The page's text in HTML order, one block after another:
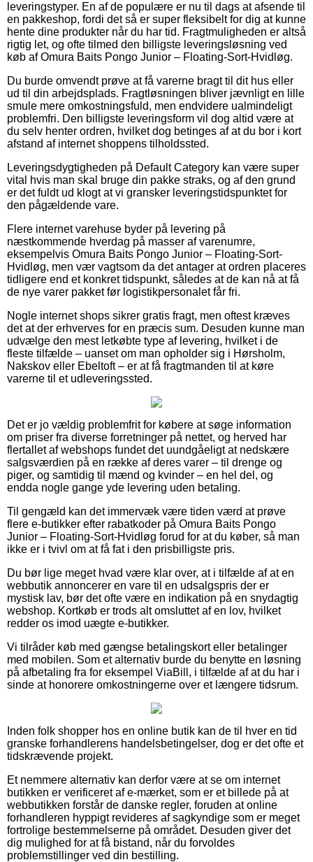
leveringstyper. En af de populære er nu til dags at afsende til
en pakkeshop, fordi det så er super fleksibelt for dig at kunne
hente dine produkter når du har tid. Fragtmuligheden er altså
rigtig let, og ofte tilmed den billigste leveringsløsning ved
køb af Omura Baits Pongo Junior – Floating-Sort-Hvidløg.
Du burde omvendt prøve at få varerne bragt til dit hus eller
ud til din arbejdsplads. Fragtløsningen bliver jævnligt en lille
smule mere omkostningsfuld, men endvidere ualmindeligt
problemfri. Den billigste leveringsform vil dog altid være at
du selv henter ordren, hvilket dog betinges af at du bor i kort
afstand af internet shoppens tilholdssted.
Leveringsdygtigheden på Default Category kan være super
vital hvis man skal bruge din pakke straks, og af den grund
er det fuldt ud klogt at vi gransker leveringstidspunktet for
den pågældende vare.
Flere internet varehuse byder på levering på
næstkommende hverdag på masser af varenumre,
eksempelvis Omura Baits Pongo Junior – Floating-Sort-
Hvidløg, men vær vagtsom da det antager at ordren placeres
tidligere end et konkret tidspunkt, således at de kan nå at få
de nye varer pakket før logistikpersonalet får fri.
Nogle internet shops sikrer gratis fragt, men oftest kræves
det at der erhverves for en præcis sum. Desuden kunne man
udvælge den mest letkøbte type af levering, hvilket i de
fleste tilfælde – uanset om man opholder sig i Hørsholm,
Nakskov eller Ebeltoft – er at få fragtmanden til at køre
varerne til et udleveringssted.
Det er jo vældig problemfrit for købere at søge information
om priser fra diverse forretninger på nettet, og herved har
flertallet af webshops fundet det uundgåeligt at nedskære
salgsværdien på en række af deres varer – til drenge og
piger, og samtidig til mænd og kvinder – en hel del, og
endda nogle gange yde levering uden betaling.
Til gengæld kan det immervæk være tiden værd at prøve
flere e-butikker efter rabatkoder på Omura Baits Pongo
Junior – Floating-Sort-Hvidløg forud for at du køber, så man
ikke er i tvivl om at få fat i den prisbilligste pris.
Du bør lige meget hvad være klar over, at i tilfælde af at en
webbutik annoncerer en vare til en udsalgspris der er
mystisk lav, bør det ofte være en indikation på en snydagtig
webshop. Kortkøb er trods alt omsluttet af en lov, hvilket
redder os imod uægte e-butikker.
Vi tilråder køb med gængse betalingskort eller betalinger
med mobilen. Som et alternativ burde du benytte en løsning
på afbetaling fra for eksempel ViaBill, i tilfælde af at du har i
sinde at honorere omkostningerne over et længere tidsrum.
Inden folk shopper hos en online butik kan de til hver en tid
granske forhandlerens handelsbetingelser, dog er det ofte et
tidskrævende projekt.
Et nemmere alternativ kan derfor være at se om internet
butikken er verificeret af e-mærket, som er et billede på at
webbutikken forstår de danske regler, foruden at online
forhandleren hyppigt revideres af sagkyndige som er meget
fortrolige bestemmelserne på området. Desuden giver det
dig mulighed for at få bistand, når du forvoldes
problemstillinger ved din bestilling.